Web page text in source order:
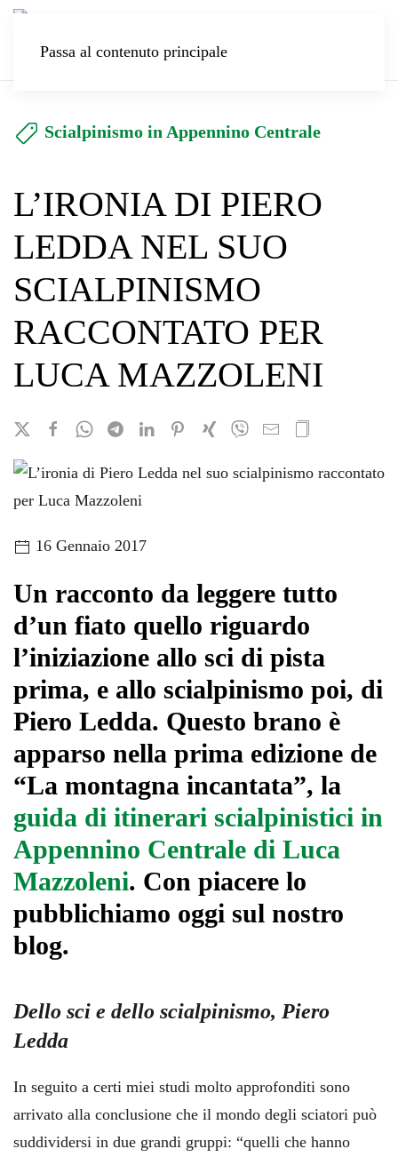
Passa al contenuto principale
Scialpinismo in Appennino Centrale
L’IRONIA DI PIERO
LEDDA NEL SUO
SCIALPINISMO
RACCONTATO PER
LUCA MAZZOLENI
16 Gennaio 2017
Un racconto da leggere tutto
d’un fiato quello riguardo
l’iniziazione allo sci di pista
prima, e allo scialpinismo poi, di
Piero Ledda. Questo brano è
apparso nella prima edizione de
“La montagna incantata”, la
guida di itinerari scialpinistici in
Appennino Centrale di Luca
Mazzoleni. Con piacere lo
pubblichiamo oggi sul nostro
blog.
Dello sci e dello scialpinismo, Piero
Ledda
In seguito a certi miei studi molto approfonditi sono
arrivato alla conclusione che il mondo degli sciatori può
suddividersi in due grandi gruppi: “quelli che hanno